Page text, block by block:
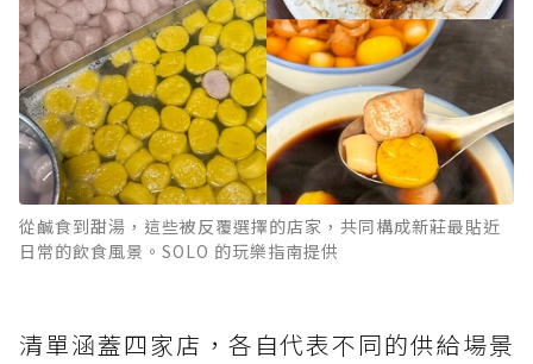
從鹹食到甜湯，這些被反覆選擇的店家，共同構成新莊最貼近
日常的飲食風景。SOLO 的玩樂指南提供
清單涵蓋四家店，各自代表不同的供給場景